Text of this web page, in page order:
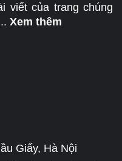
viết của trang chúng
Xem thêm
Giấy, Hà Nội